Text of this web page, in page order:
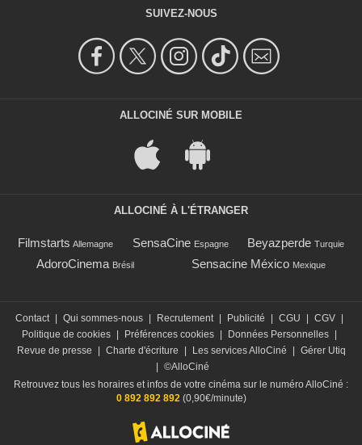
SUIVEZ-NOUS
ALLOCINÉ SUR MOBILE
ALLOCINÉ À L'ÉTRANGER
Filmstarts Allemagne SensaCine Espagne Beyazperde Turquie
AdoroCinema Brésil Sensacine México Mexique
Contact Qui sommes-nous Recrutement Publicité CGU CGV
Politique de cookies
Préférences cookies Données Personnelles
Revue de presse
Charte d'écriture Les services AlloCiné
Gérer Utiq
©AlloCiné
Retrouvez tous les horaires et infos de votre cinéma sur le numéro AlloCiné :
0 892 892 892(0,90€/minute)